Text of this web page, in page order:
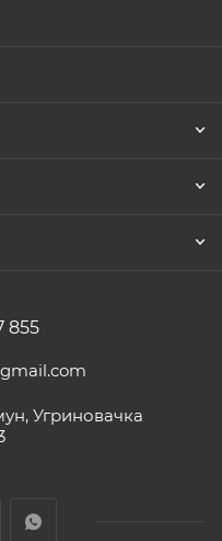
855
Угриновачка